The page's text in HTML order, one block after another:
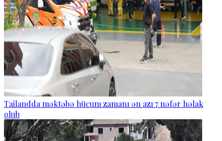
Tailandda məktəbə hücum zamanı ən azı 7 nəfər həlak
olub